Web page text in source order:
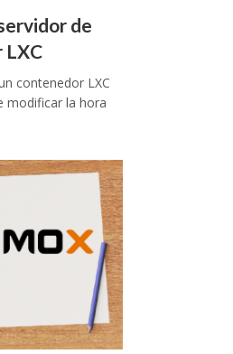
de
LXC
contenedor LXC
modificar la hora